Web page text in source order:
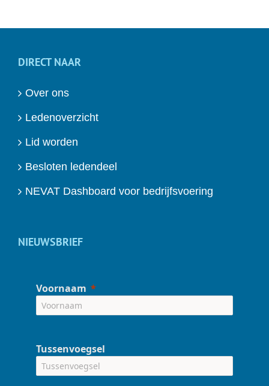
DIRECT NAAR
Over ons
Ledenoverzicht
Lid worden
Besloten ledendeel
NEVAT Dashboard voor bedrijfsvoering
NIEUWSBRIEF
Voornaam
Tussenvoegsel